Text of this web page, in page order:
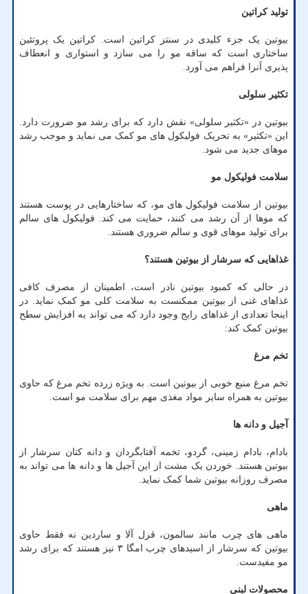
تولید کراتین
بیوتین یک جزء کلیدی در سنتز کراتین است. کراتین یک پروتئین
ساختاری است که ساقه مو را می سازد و استواری و انعطاف
پذیری آنرا فراهم می آورد.
تکثیر سلولی
بیوتین در «تکثیر سلولی» نقش دارد که برای رشد مو ضرورت دارد.
این «تکثیر» به تحریک فولیکول های مو کمک می نماید و موجب رشد
موهای جدید می شود.
سلامت فولیکول مو
بیوتین از سلامت فولیکول های مو، که ساختارهایی در پوست هستند
که موها از آن رشد می کنند، حمایت می کند. فولیکول های سالم
برای تولید موهای قوی و سالم ضروری هستند.
غذاهایی که سرشار از بیوتین هستند؟
در حالی که کمبود بیوتین نادر است، اطمینان از مصرف کافی
غذاهای غنی از بیوتین ممکنست به سلامت کلی مو کمک نماید. در
اینجا تعدادی از غذاهای رایج وجود دارد که می تواند به افزایش سطح
بیوتین کمک کند:
تخم مرغ
تخم مرغ منبع خوبی از بیوتین است. به ویژه زرده تخم مرغ که حاوی
بیوتین به همراه سایر مواد مغذی مهم برای سلامت مو است.
آجیل و دانه ها
بادام، بادام زمینی، گردو، تخمه آفتابگردان و دانه کتان سرشار از
بیوتین هستند. خوردن یک مشت از این آجیل ها و دانه ها می تواند به
مصرف روزانه بیوتین شما کمک نماید.
ماهی
ماهی های چرب مانند سالمون، قزل آلا و ساردین نه فقط حاوی
بیوتین که سرشار از اسیدهای چرب امگا ۳ نیز هستند که برای رشد
مو مفیدست.
محصولات لبنی